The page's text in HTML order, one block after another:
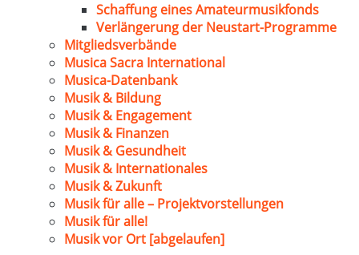
Schaffung eines Amateurmusikfonds
Verlängerung der Neustart-Programme
Mitgliedsverbände
Musica Sacra International
Musica-Datenbank
Musik & Bildung
Musik & Engagement
Musik & Finanzen
Musik & Gesundheit
Musik & Internationales
Musik & Zukunft
Musik für alle – Projektvorstellungen
Musik für alle!
Musik vor Ort [abgelaufen]